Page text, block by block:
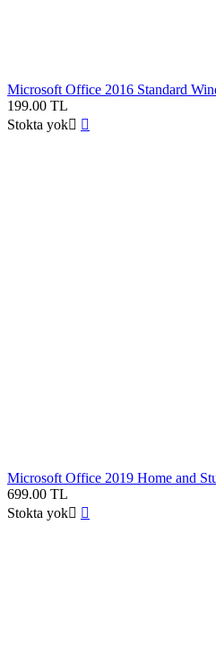
Microsoft Office 2016 Standard
199.00 TL
Stokta yok 
Microsoft Office 2019 Home and
699.00 TL
Stokta yok 